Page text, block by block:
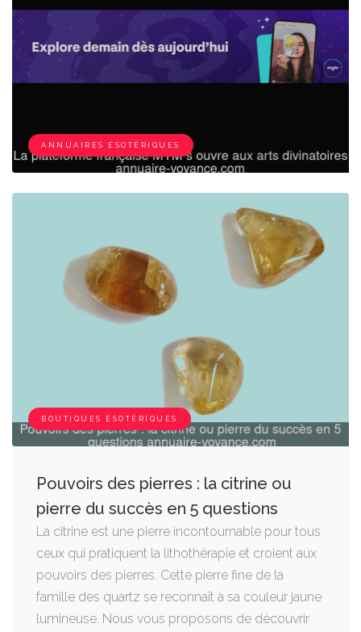
ANNUAIRES ÉSOTÉRIQUES
BOUTIQUES ÉSOTÉRIQUES
Pouvoirs des pierres : la citrine ou
pierre du succès en 5 questions
La citrine est une pierre incontournable pour tous
ceux qui pratiquent la lithothérapie et croient aux
pouvoirs des pierres. Cette pierre fine de la
famille des quartz se reconnaît à sa couleur jaune
lumineuse. Nous vous proposons de découvrir